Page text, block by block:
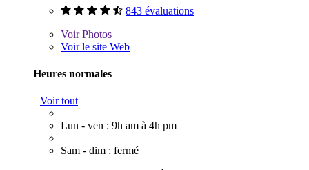
843 évaluations
VoirPhotos
Voir le site Web
Heures normales
Voir tout
Lun - ven : 9h am à 4h pm
Sam - dim : fermé